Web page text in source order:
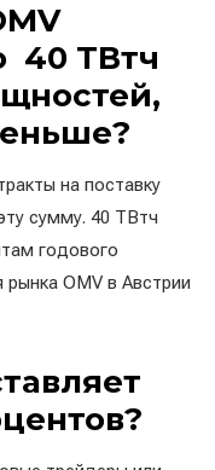
40 ТВтч
на поставку
сумму. 40 ТВтч
годового
OMV в Австрии